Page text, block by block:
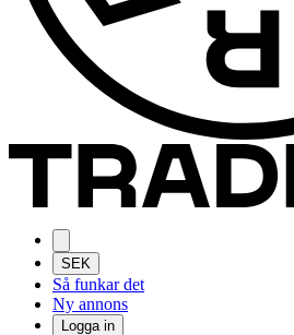
SEK
Så funkar det
Ny annons
Logga in